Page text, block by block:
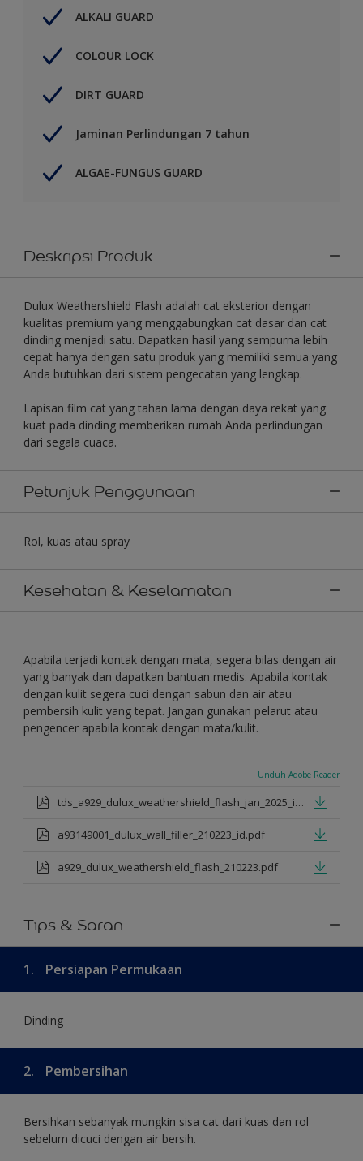
ALKALI GUARD
COLOUR LOCK
DIRT GUARD
Jaminan Perlindungan 7 tahun
ALGAE-FUNGUS GUARD
Deskripsi Produk
Dulux Weathershield Flash adalah cat eksterior dengan
kualitas premium yang menggabungkan cat dasar dan cat
dinding menjadi satu. Dapatkan hasil yang sempurna lebih
cepat hanya dengan satu produk yang memiliki semua yang
Anda butuhkan dari sistem pengecatan yang lengkap.
Lapisan film cat yang tahan lama dengan daya rekat yang
kuat pada dinding memberikan rumah Anda perlindungan
dari segala cuaca.
Petunjuk Penggunaan
Rol, kuas atau spray
Kesehatan & Keselamatan
Apabila terjadi kontak dengan mata, segera bilas dengan air
yang banyak dan dapatkan bantuan medis. Apabila kontak
dengan kulit segera cuci dengan sabun dan air atau
pembersih kulit yang tepat. Jangan gunakan pelarut atau
pengencer apabila kontak dengan mata/kulit.
Unduh Adobe Reader
tds_a929_dulux_weathershield_flash_jan_2025_id.pdf
a93149001_dulux_wall_filler_210223_id.pdf
a929_dulux_weathershield_flash_210223.pdf
Tips & Saran
1. Persiapan Permukaan
Dinding
2. Pembersihan
Bersihkan sebanyak mungkin sisa cat dari kuas dan rol
sebelum dicuci dengan air bersih.